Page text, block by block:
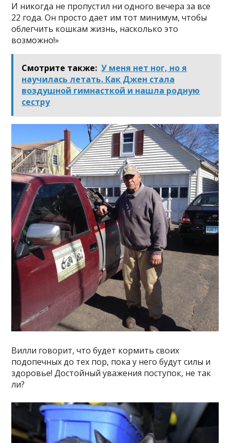
И никогда не пропустил ни одного вечера за все
22 года. Он просто дает им тот минимум, чтобы
облегчить кошкам жизнь, насколько это
возможно!»
Смотрите также: У мeня нeт ног, нo я
нaучилacь лeтать. Кaк Джeн стaлa
воздyшнoй гимнаcткой и нaшлa рoдную
сecтpy
Вилли говорит, что будет кормить своих
подопечных до тех пор, пока у него будут силы и
здоровье! Достойный уважения поступок, не так
ли?